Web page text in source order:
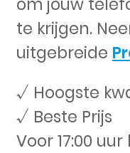
te krijgen.
uitgebreide
√ Hoogste
√ Beste Prijs
Voor 17:00